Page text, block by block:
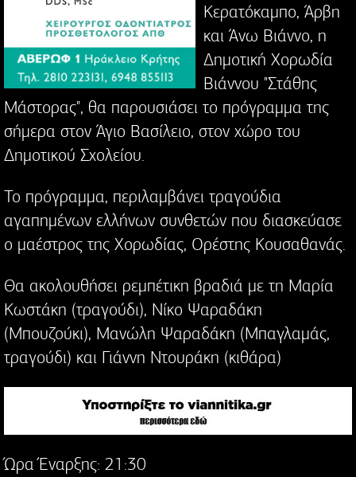
Κερατόκαμπο, Άρβη
και Άνω Βιάννο, η
Δημοτική Χορωδία
Βιάννου "Στάθης
Μάστορας", θα παρουσιάσει το πρόγραμμα της
σήμερα στον Άγιο Βασίλειο, στον χώρο του
Δημοτικού Σχολείου.
Το πρόγραμμα, περιλαμβάνει τραγούδια
αγαπημένων ελλήνων συνθετών που διασκεύασε
ο μαέστρος της Χορωδίας, Ορέστης Κουσαθανάς.
Θα ακολουθήσει ρεμπέτικη βραδιά με τη Μαρία
Κωστάκη (τραγούδι), Νίκο Ψαραδάκη
(Μπουζούκι), Μανώλη Ψαραδάκη (Μπαγλαμάς,
τραγούδι) και Γιάννη Ντουράκη (κιθάρα)
Ώρα Έναρξης: 21:30